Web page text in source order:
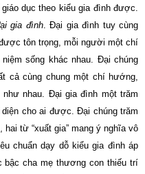
dục theo kiểu gia đình được.
gia đình. Ðại gia đình tuy cùng
tôn trọng, mỗi người một chí
sống khác nhau. Ðại chúng
cả cùng chung một chí hướng,
nhau. Ðại gia đình một trăm
cho ai được. Ðại chúng trăm
từ “xuất gia” mang ý nghĩa vô
chuẩn dạy dỗ kiểu gia đình áp
bậc cha mẹ thương con thiếu trí